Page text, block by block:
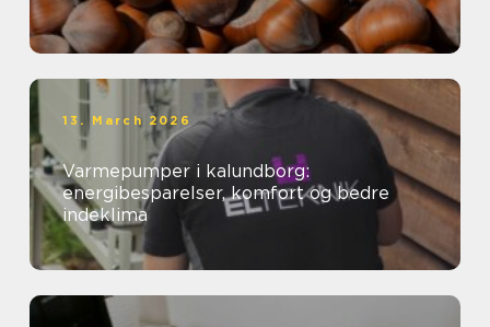
13. March 2026
Varmepumper i kalundborg:
energibesparelser, komfort og bedre
indeklima